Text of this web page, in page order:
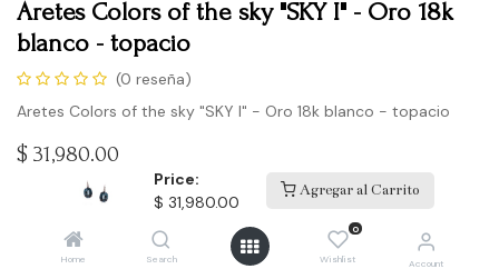
Price:
$ 31,980.00
Agregar al Carrito
Home Search
0
Wishlist Account
Aretes Colors of the sky "SKY I" - Oro 18k
blanco - topacio
(0 reseña)
Aretes Colors of the sky "SKY I" - Oro 18k blanco - topacio
$ 31,980.00
Comprar